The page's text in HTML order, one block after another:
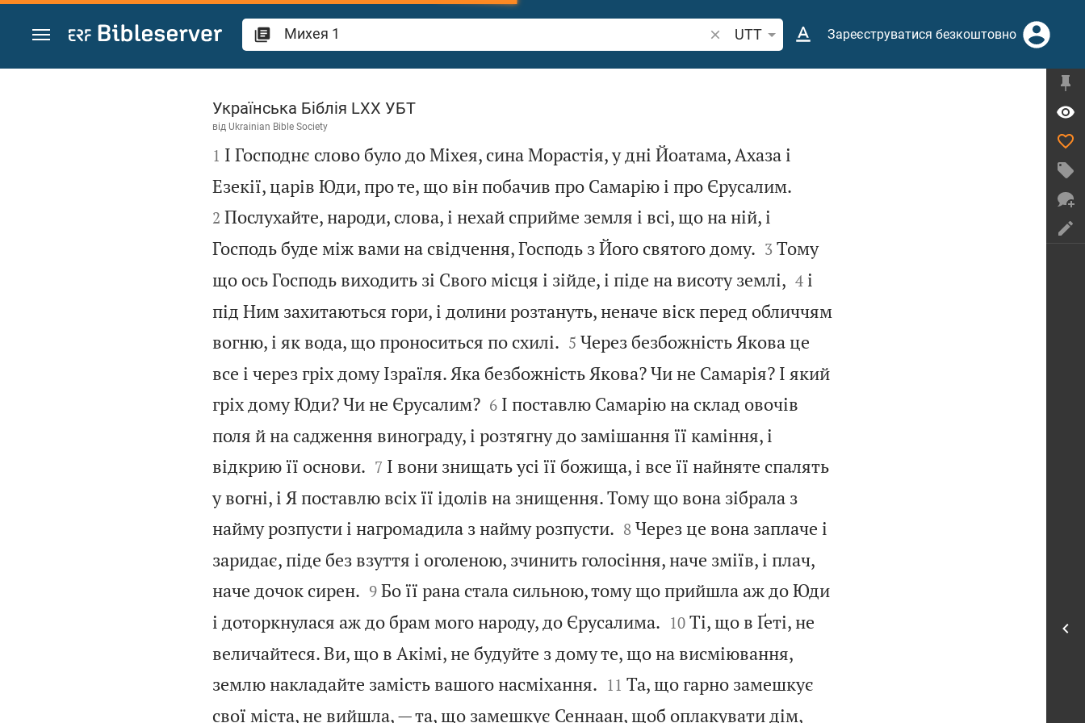
Перейти до вмісту
Шукати біблійний вірш або слово
UTT Зареєструватися безкоштовно
Михея 1
Українська Біблія LXX УБТ
від Ukrainian Bible Society

1 І Господнє слово було до Міхея, сина Морастія, у дні Йоатама, Ахаза і
Езекії, царів Юди, про те, що він побачив про Самарію і про Єрусалим.
2 Послухайте, народи, слова, і нехай сприйме земля і всі, що на ній, і
Господь буде між вами на свідчення, Господь з Його святого дому.
3 Тому
що ось Господь виходить зі Свого місця і зійде, і піде на висоту землі,
4 і
під Ним захитаються гори, і долини розтануть, неначе віск перед обличчям
вогню, і як вода, що проноситься по схилі.
5 Через безбожність Якова це
все і через гріх дому Ізраїля. Яка безбожність Якова? Чи не Самарія? І який
гріх дому Юди? Чи не Єрусалим?
6 І поставлю Самарію на склад овочів
поля й на садження винограду, і розтягну до замішання її каміння, і
відкрию її основи.
7 І вони знищать усі її божища, і все її найняте спалять
у вогні, і Я поставлю всіх її ідолів на знищення. Тому що вона зібрала з
найму розпусти і нагромадила з найму розпусти.
8 Через це вона заплаче і
заридає, піде без взуття і оголеною, зчинить голосіння, наче зміїв, і плач,
наче дочок сирен.
9 Бо її рана стала сильною, тому що прийшла аж до Юди
і доторкнулася аж до брам мого народу, до Єрусалима.
10 Ті, що в Ґеті, не
величайтеся. Ви, що в Акімі, не будуйте з дому те, що на висміювання,
землю накладайте замість вашого насміхання.
11 Та, що гарно замешкує
свої міста, не вийшла, — та, що замешкує Сеннаан, щоб оплакувати дім,